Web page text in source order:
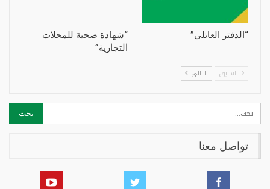
“الدفتر العائلي”
“شهادة صحية للمحلات
التجارية”
السابق التالي
تواصل معنا